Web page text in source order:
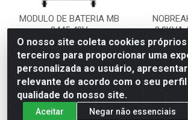
MODULO DE BATERIA MB
0445 48V
Código: 822302
Embalagem: UNIDADE
VER PREÇO
O nosso site coleta cookies próprios
terceiros para proporcionar uma
personalizada ao usuário,
relevante de acordo com o seu
qualidade do nosso site.
Aceitar
Negar não essenciais